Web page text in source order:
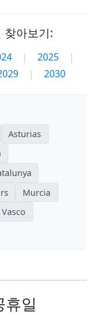
찾아보기:
| 2025
|
| 2030
Asturias
Murcia
일